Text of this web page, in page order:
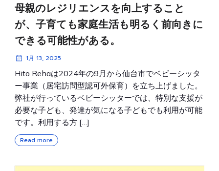
母親のレジリエンスを向上すること
が、子育ても家庭生活も明るく前向きに
できる可能性がある。
1月 13, 2025
Hito Rehaは2024年の9月から仙台市でベビーシッタ
ー事業（居宅訪問型認可外保育）を立ち上げました。
弊社が行っているベビーシッターでは、特別な支援が
必要な子ども、発達が気になる子どもでも利用が可能
です。利用する方 […]
Read more